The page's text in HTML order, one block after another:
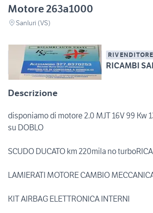
Motore 263a1000
Sanluri (VS)
RIVENDITORE
RICAMBI
Descrizione
disponiamo di motore 2.0 MJT 16V 99 Kw
su DOBLO
SCUDO DUCATO km 220mila no
LAMIERATI MOTORE CAMBIO
KIT AIRBAG ELETTRONICA INTERNI